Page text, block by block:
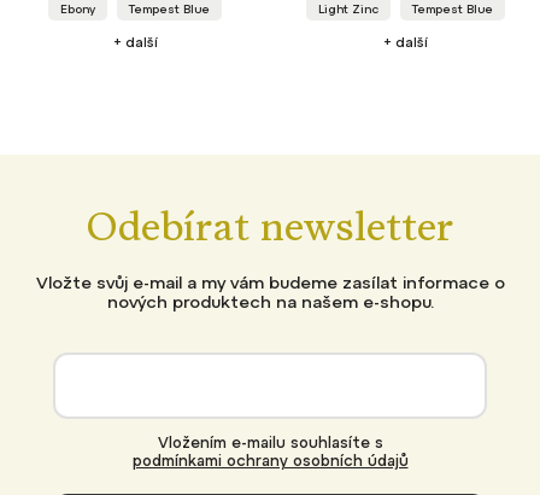
Ebony Tempest Blue
+ další
Light Zinc Tempest Blue
+ další
Odebírat newsletter
Vložte svůj e-mail a my vám budeme zasílat informace o
nových produktech na našem e-shopu.
podmínkami ochrany osobních údajů